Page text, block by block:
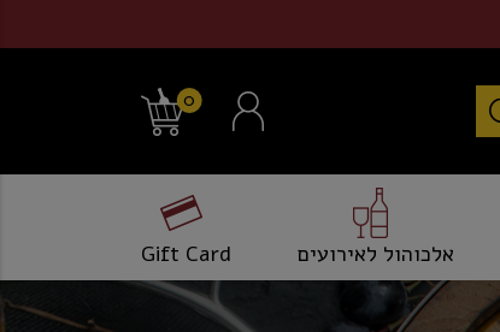
0
אלכוהול לאירועים Gift Card